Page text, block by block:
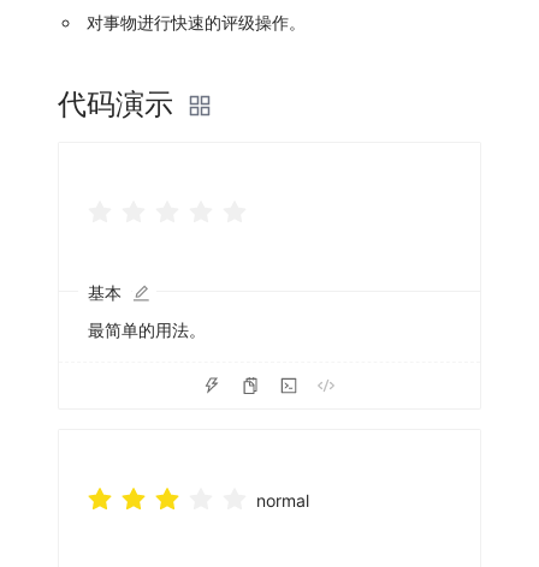
对事物进行快速的评级操作。
代码演示
基本
最简单的用法。
normal